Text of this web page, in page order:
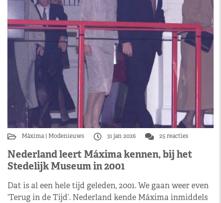
Máxima Modenieuws 31 jan 2026 25 reacties
Nederland leert Máxima kennen, bij het
Stedelijk Museum in 2001
Dat is al een hele tijd geleden, 2001. We gaan weer even
‘Terug in de Tijd’. Nederland kende Máxima inmiddels